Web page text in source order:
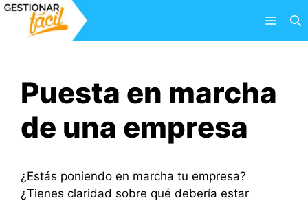
Saltar
Menú
Puesta en marcha
de una empresa
¿Estás poniendo en marcha tu empresa?
¿Tienes claridad sobre qué debería estar